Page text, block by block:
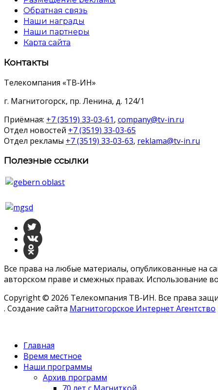
Обратная связь
Наши награды
Наши партнеры
Карта сайта
Контакты
Телекомпания «ТВ-ИН»
г. Магнитогорск, пр. Ленина, д. 124/1
Приёмная: +7 (3519) 33-03-61, company@tv-in.ru
Отдел новостей +7 (3519) 33-03-65
Отдел рекламы +7 (3519) 33-03-63, reklama@tv-in.ru
Полезные ссылки
Все права на любые материалы, опубликованные на
авторском праве и смежных правах. Использование
Copyright © 2026 Телекомпания ТВ-ИН. Все права
. Создание сайта Магнитогорское Интернет Агентство
Главная
Время местное
Наши программы
Архив программ